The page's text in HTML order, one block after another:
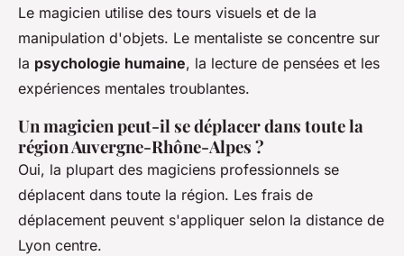
Le magicien utilise des tours visuels et de la
manipulation d'objets. Le mentaliste se concentre sur
la psychologie humaine, la lecture de pensées et les
expériences mentales troublantes.
Un magicien peut-il se déplacer dans toute la
région Auvergne-Rhône-Alpes ?
Oui, la plupart des magiciens professionnels se
déplacent dans toute la région. Les frais de
déplacement peuvent s'appliquer selon la distance de
Lyon centre.